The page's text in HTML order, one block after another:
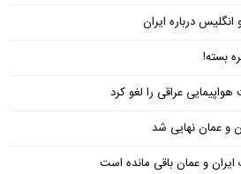
انگلیس درباره ایران
بسته!
عراقی را لغو کرد
و عمان نهایی شد
و عمان باقی مانده است